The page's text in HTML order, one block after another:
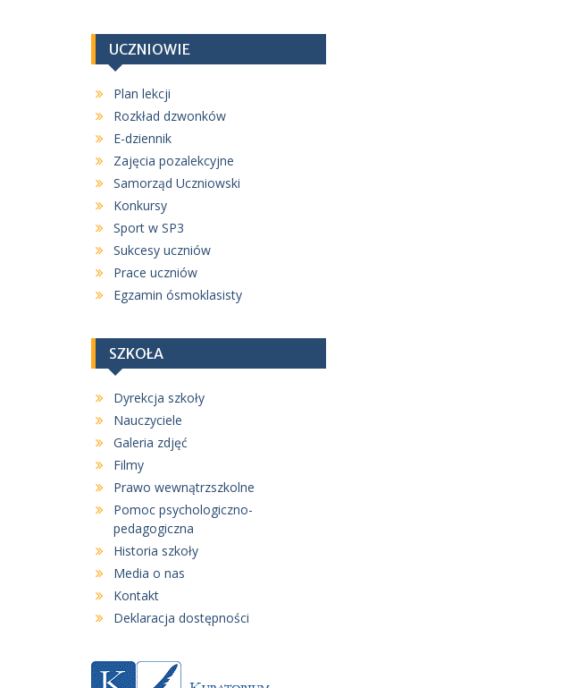
UCZNIOWIE
Plan lekcji
Rozkład dzwonków
E-dziennik
Zajęcia pozalekcyjne
Samorząd Uczniowski
Konkursy
Sport w SP3
Sukcesy uczniów
Prace uczniów
Egzamin ósmoklasisty
SZKOŁA
Dyrekcja szkoły
Nauczyciele
Galeria zdjęć
Filmy
Prawo wewnątrzszkolne
Pomoc psychologiczno-
pedagogiczna
Historia szkoły
Media o nas
Kontakt
Deklaracja dostępności